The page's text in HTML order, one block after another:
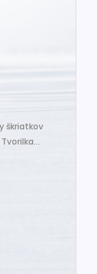
škriatkov